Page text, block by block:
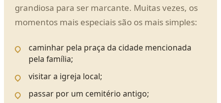
grandiosa para ser marcante. Muitas vezes, os
momentos mais especiais são os mais simples:
caminhar pela praça da cidade mencionada
pela família;
visitar a igreja local;
passar por um cemitério antigo;